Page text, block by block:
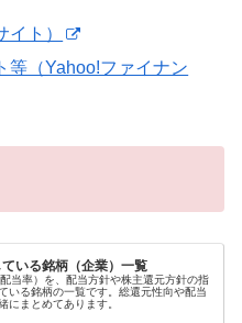
ト）
等（Yahoo!ファイナン
いる銘柄（企業）一覧
当率）を、配当方針や株主還元方針の指
いる銘柄の一覧です。総還元性向や配当
にまとめてあります。